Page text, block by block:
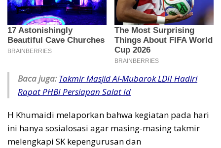
Baca juga: Takmir Masjid Al-Mubarok LDII Hadiri
Rapat PHBI Persiapan Salat Id
H Khumaidi melaporkan bahwa kegiatan pada hari
ini hanya sosialosasi agar masing-masing takmir
melengkapi SK kepengurusan dan